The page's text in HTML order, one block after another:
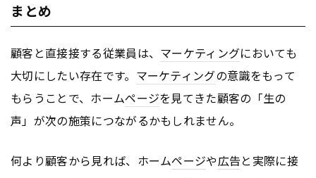
まとめ
顧客と直接接する従業員は、 マーケティングにおいても
大切にしたい存在です。 マーケティングの意識をもって
もらうことで、ホームページを見てきた顧客の「生の
声」が次の施策につながるかもしれません。
何より顧客から見れば、ホームページや広告と実際に接